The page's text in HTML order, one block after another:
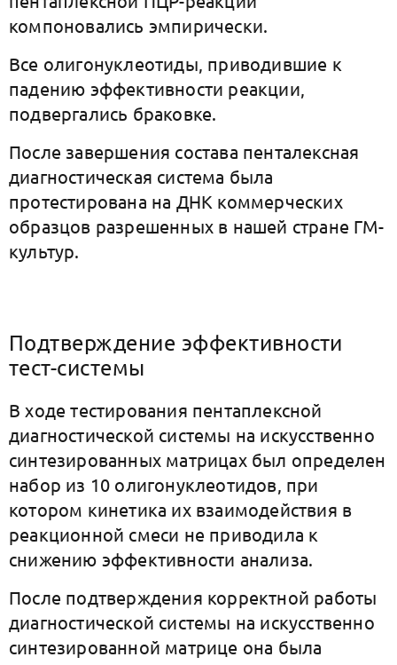
компоновались эмпирически.
Все олигонуклеотиды, приводившие к
падению эффективности реакции,
подвергались браковке.
После завершения состава пенталексная
диагностическая система была
протестирована на ДНК коммерческих
образцов разрешенных в нашей стране ГМ-
культур.
Подтверждение эффективности
тест-системы
В ходе тестирования пентаплексной
диагностической системы на искусственно
синтезированных матрицах был определен
набор из 10 олигонуклеотидов, при
котором кинетика их взаимодействия в
реакционной смеси не приводила к
снижению эффективности анализа.
После подтверждения корректной работы
диагностической системы на искусственно
синтезированной матрице она была